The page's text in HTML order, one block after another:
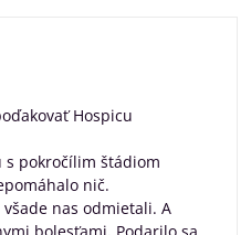
5
Hospicu
s pokročílim štádiom
nič.
nas odmietali. A